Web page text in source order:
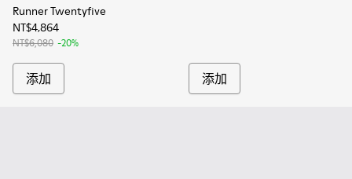
Runner Twentyfive
NT$4,864
NT$6,080 -20%
添加 添加